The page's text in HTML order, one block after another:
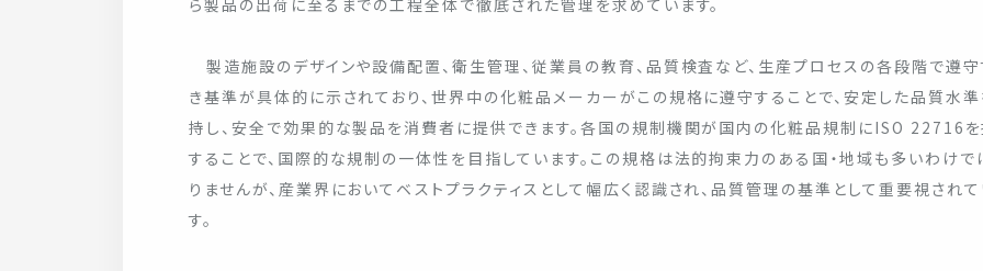
ら製品の出荷に至るまでの工程全体で徹底された管理を求めています。
製造施設のデザインや設備配置、衛生管理、従業員の教育、品質検査など、生産プロセスの各段階で遵
き基準が具体的に示されており、世界中の化粧品メーカーがこの規格に遵守することで、安定した品質水
持し、安全で効果的な製品を消費者に提供できます。各国の規制機関が国内の化粧品規制にISO 22716
することで、国際的な規制の一体性を目指しています。この規格は法的拘束力のある国・地域も多いわけで
りませんが、産業界においてベストプラクティスとして幅広く認識され、品質管理の基準として重要視され
す。